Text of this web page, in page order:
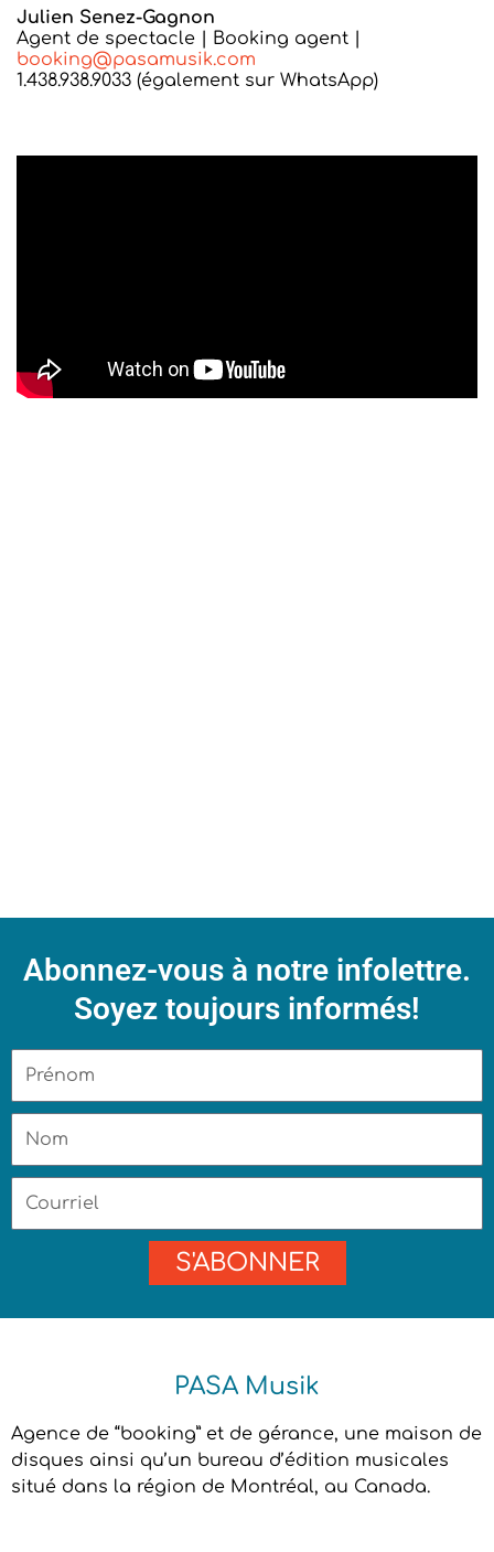
Julien Senez-Gagnon
Agent de spectacle | Booking agent |
booking@pasamusik.com
1.438.938.9033 (également sur WhatsApp)
Abonnez-vous à notre infolettre.
Soyez toujours informés!
S'ABONNER
PASA Musik
Agence de “booking” et de gérance, une maison de
disques ainsi qu’un bureau d’édition musicales
situé dans la région de Montréal, au Canada.